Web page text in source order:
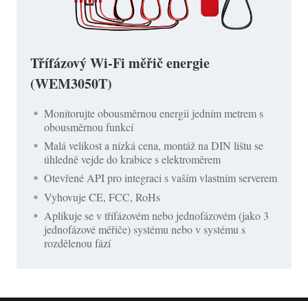
Třífázový Wi-Fi měřič energie
(WEM3050T)
Monitorujte obousměrnou energii jedním metrem s
obousměrnou funkcí
Malá velikost a nízká cena, montáž na DIN lištu se
úhledně vejde do krabice s elektroměrem
Otevřené API pro integraci s vaším vlastním serverem
Vyhovuje CE, FCC, RoHs
Aplikuje se v třífázovém nebo jednofázovém (jako 3
jednofázové měřiče) systému nebo v systému s
rozdělenou fází